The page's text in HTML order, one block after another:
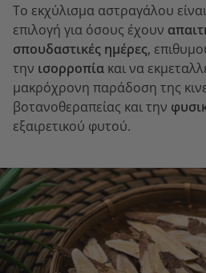
Το εκχύλισμα αστραγάλου είναι
επιλογή για όσους έχουν
σπουδαστικές ημέρες,
την ισορροπία και να
μακρόχρονη παράδοση της
βοτανοθεραπείας και την
εξαιρετικού φυτού.